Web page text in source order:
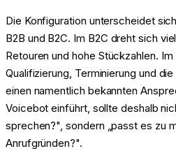
Die Konfiguration unterscheidet
B2B und B2C. Im B2C dreht sich
Retouren und hohe Stückzahlen.
Qualifizierung, Terminierung und
einen namentlich bekannten
Voicebot einführt, sollte deshalb
sprechen?", sondern „passt es zu
Anrufgründen?".